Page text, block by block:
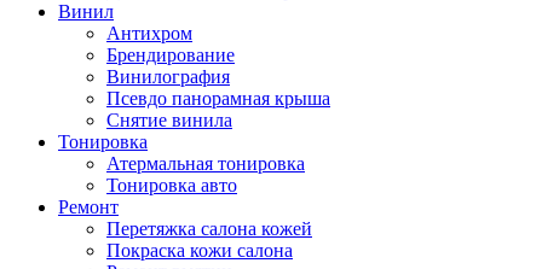
Винил
Антихром
Брендирование
Винилография
Псевдо панорамная крыша
Снятие винила
Тонировка
Атермальная тонировка
Тонировка авто
Ремонт
Перетяжка салона кожей
Покраска кожи салона